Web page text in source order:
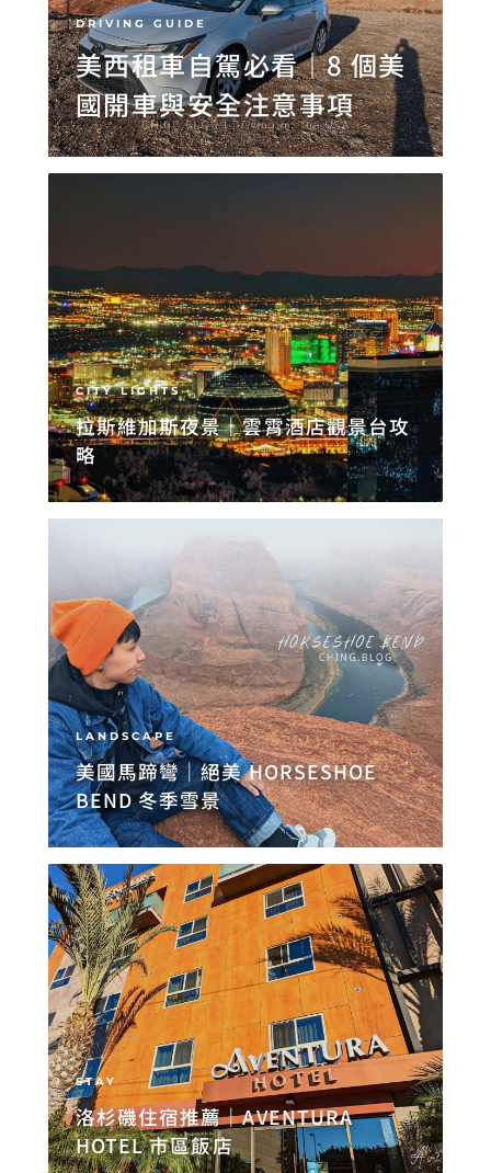
DRIVING GUIDE
美西租車自駕必看｜8 個美
國開車與安全注意事項
CITY LIGHTS
拉斯維加斯夜景｜雲霄酒店觀景台攻
略
LANDSCAPE
美國馬蹄彎｜絕美 HORSESHOE
BEND 冬季雪景
STAY
洛杉磯住宿推薦｜AVENTURA
HOTEL 市區飯店